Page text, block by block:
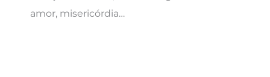
amor, misericórdia…